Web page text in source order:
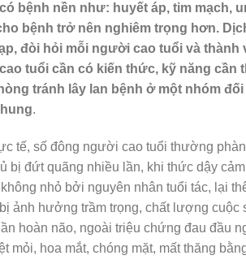
bệnh nền như: huyết áp, tim mạch,
bệnh trở nên nghiêm trọng hơn.
đòi hỏi mỗi người cao tuổi và
tuổi cần có kiến thức, kỹ năng cần
tránh lây lan bệnh ở một nhóm
.
tế, số đông người cao tuổi thường
bị đứt quãng nhiều lần, khi thức dậy
nhỏ bởi nguyên nhân tuổi tác, lại
ảnh hưởng trầm trọng, chất lượng cuộc
hoàn não, ngoài triệu chứng đau đầu
mỏi, hoa mắt, chóng mặt, mất thăng